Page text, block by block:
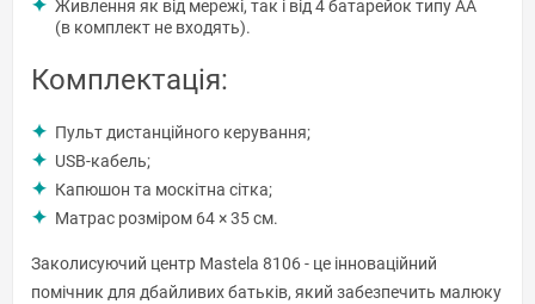
Живлення як від мережі, так і від 4 батарейок типу AA
(в комплект не входять).
Комплектація:
Пульт дистанційного керування;
USB-кабель;
Капюшон та москітна сітка;
Матрас розміром 64 × 35 см.
Заколисуючий центр Mastela 8106 - це інноваційний
помічник для дбайливих батьків, який забезпечить малюку